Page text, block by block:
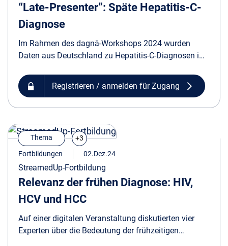
“Late-Presenter”: Späte Hepatitis-C-
Diagnose
Im Rahmen des dagnä-Workshops 2024 wurden
Daten aus Deutschland zu Hepatitis-C-Diagnosen im
Relevanz einer frühen HCC-Diagnose diskutiert.
Registrieren / anmelden für Zugang
Thema
+3
Fortbildungen
02.Dez.24
StreamedUp-Fortbildung
Relevanz der frühen Diagnose: HIV,
HCV und HCC
Auf einer digitalen Veranstaltung diskutierten vier
Experten über die Bedeutung der frühzeitigen